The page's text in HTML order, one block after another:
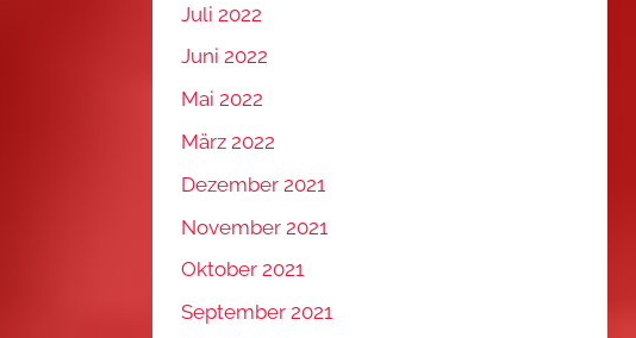
Juli 2022
Juni 2022
Mai 2022
März 2022
Dezember 2021
November 2021
Oktober 2021
September 2021